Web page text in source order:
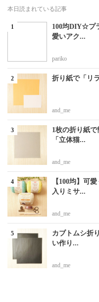
本日読まれている記事
100均DIY☆プ
愛いアク...
pariko
折り紙で「リ
and_me
1枚の折り紙
「立体猫...
and_me
【100均】可
入りミサ...
and_me
カブトムシ折
い作り...
and_me